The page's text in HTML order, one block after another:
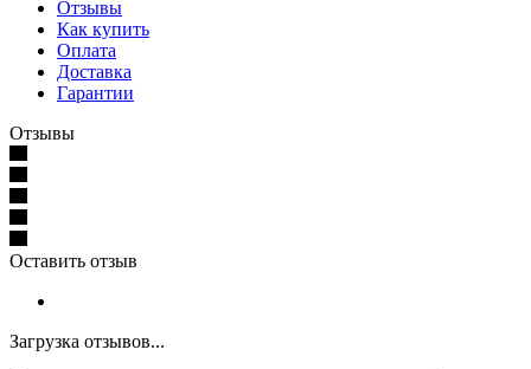
Отзывы
Как купить
Оплата
Доставка
Гарантии
Отзывы
Оставить отзыв
Загрузка отзывов...